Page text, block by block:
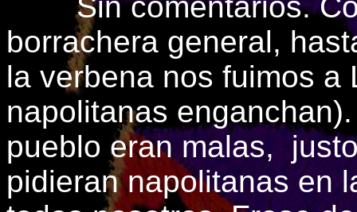
borrachera general,
la verbena nos fuimos a
napolitanas
pueblo eran malas,
pidieran napolitanas en